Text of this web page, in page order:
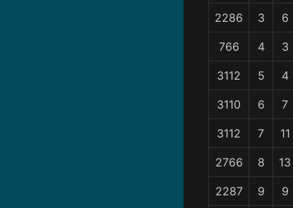
2286 3 6
766 4 3
3112 5 4
3110 6 7
3112 7 11
2766 8 13
2287 9 9